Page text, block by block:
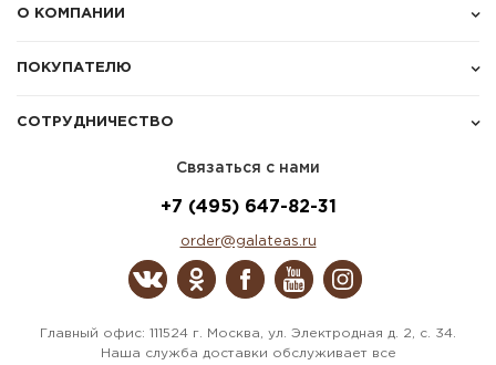
О КОМПАНИИ
ПОКУПАТЕЛЮ
СОТРУДНИЧЕСТВО
Связаться с нами
+7 (495) 647-82-31
order@galateas.ru
Главный офис: 111524 г. Москва, ул. Электродная д. 2, с. 34.
Наша служба доставки обслуживает все